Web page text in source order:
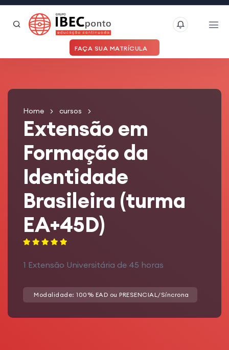
FAÇA SUA MATRÍCULA
Home cursos
Extensão em
Formação da
Identidade
Brasileira (turma
EA+45D)
1 Extensão Universitária de 45 horas
Modalidade: 100% EAD ou PRESENCIAL/Síncrona